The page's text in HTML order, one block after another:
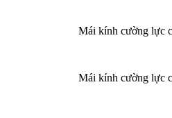
Mái kính cường lực
Mái kính cường lực